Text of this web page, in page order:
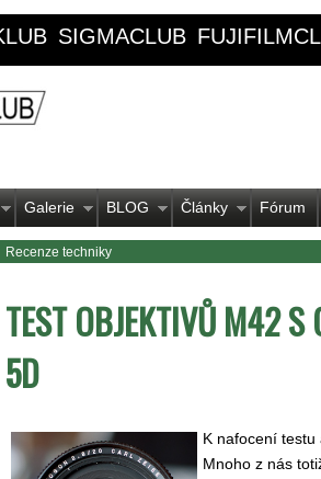
SIGMACLUB
Galerie BLOG Články Fórum
Recenze techniky
TEST OBJEKTIVŮ M42 S
5D
K nafocení testu
Mnoho z nás